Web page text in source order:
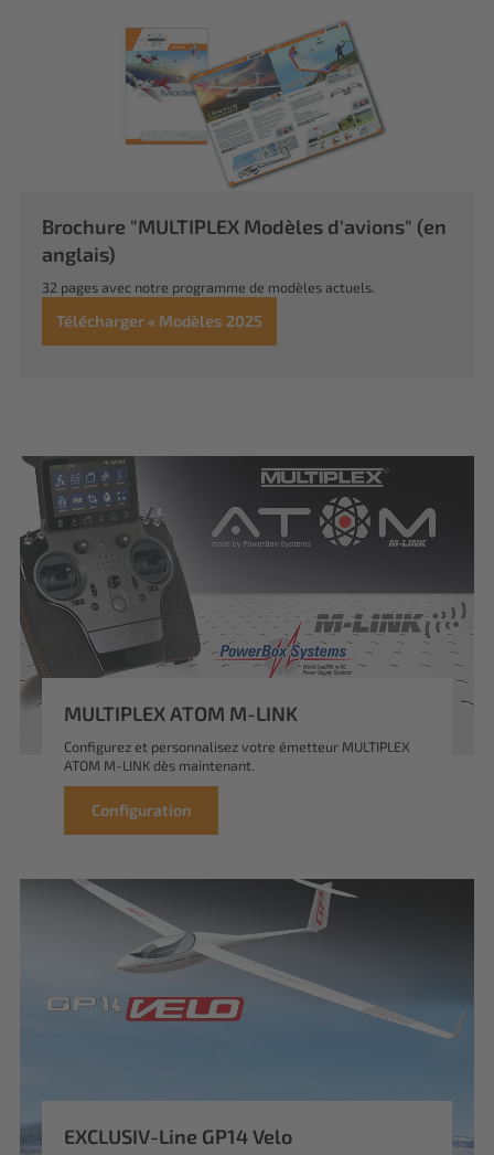
Brochure "MULTIPLEX Modèles d'avions" (en
anglais)
32 pages avec notre programme de modèles actuels.
Télécharger « Modèles 2025
MULTIPLEX ATOM M-LINK
Configurez et personnalisez votre émetteur MULTIPLEX
ATOM M-LINK dès maintenant.
Configuration
EXCLUSIV-Line GP14 Velo